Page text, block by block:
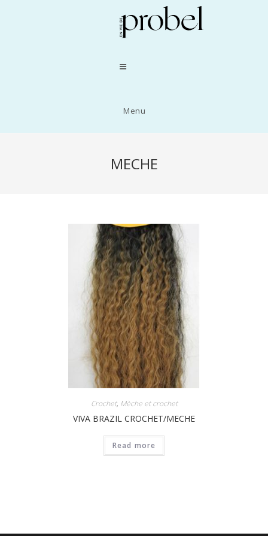
Menu
MECHE
Crochet, Mèche et crochet
VIVA BRAZIL CROCHET/MECHE
Read more